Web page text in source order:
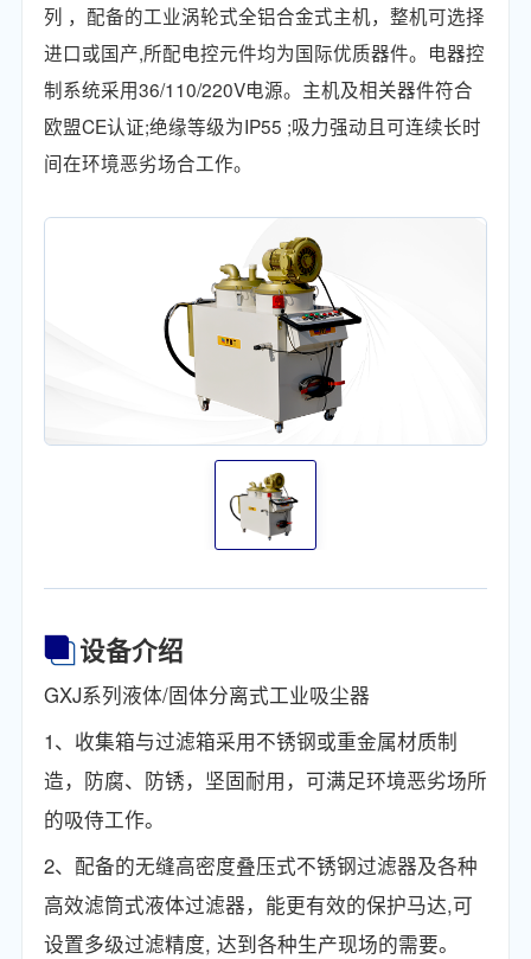
列 ，配备的工业涡轮式全铝合金式主机，整机可选择
进口或国产,所配电控元件均为国际优质器件。电器控
制系统采用36/110/220V电源。主机及相关器件符合
欧盟CE认证;绝缘等级为IP55 ;吸力强动且可连续长时
间在环境恶劣场合工作。
设备介绍
GXJ系列液体/固体分离式工业吸尘器
1、收集箱与过滤箱采用不锈钢或重金属材质制
造，防腐、防锈，坚固耐用，可满足环境恶劣场所
的吸侍工作。
2、配备的无缝高密度叠压式不锈钢过滤器及各种
高效滤筒式液体过滤器，能更有效的保护马达,可
设置多级过滤精度, 达到各种生产现场的需要。